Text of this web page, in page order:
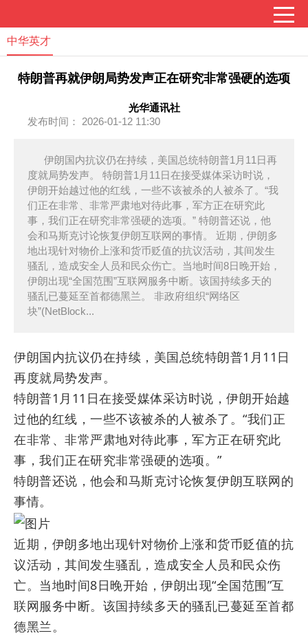
中华英才
特朗普再就伊朗局势发声正在研究非常强硬的选项
光华通讯社
发布时间： 2026-01-12 11:30
伊朗国内抗议仍在持续，美国总统特朗普1月11日再
度就局势发声。 特朗普1月11日在接受媒体采访时说，
伊朗开始越过他的红线，一些不该被杀的人被杀了。“我
们正在非常、非常严肃地对待此事，军方正在研究此
事，我们正在研究非常强硬的选项。” 特朗普还说，他
会和马斯克讨论恢复伊朗互联网的事情。 近期，伊朗多
地出现针对物价上涨和货币贬值的抗议活动，其间发生
骚乱，造成安全人员和民众伤亡。当地时间8日晚开始，
伊朗出现“全国范围”互联网服务中断。该国持续多天的
骚乱已蔓延至首都德黑兰。 非政府组织“网络区
块”(NetBlock...
伊朗国内抗议仍在持续，美国总统特朗普1月11日
再度就局势发声。
特朗普1月11日在接受媒体采访时说，伊朗开始越
过他的红线，一些不该被杀的人被杀了。“我们正
在非常、非常严肃地对待此事，军方正在研究此
事，我们正在研究非常强硬的选项。”
特朗普还说，他会和马斯克讨论恢复伊朗互联网的
事情。
近期，伊朗多地出现针对物价上涨和货币贬值的抗
议活动，其间发生骚乱，造成安全人员和民众伤
亡。当地时间8日晚开始，伊朗出现“全国范围”互
联网服务中断。该国持续多天的骚乱已蔓延至首都
德黑兰。